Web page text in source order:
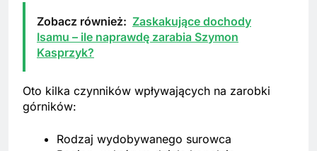
Zobacz również: Zaskakujące dochody
Isamu – ile naprawdę zarabia Szymon
Kasprzyk?
Oto kilka czynników wpływających na zarobki
górników:
Rodzaj wydobywanego surowca